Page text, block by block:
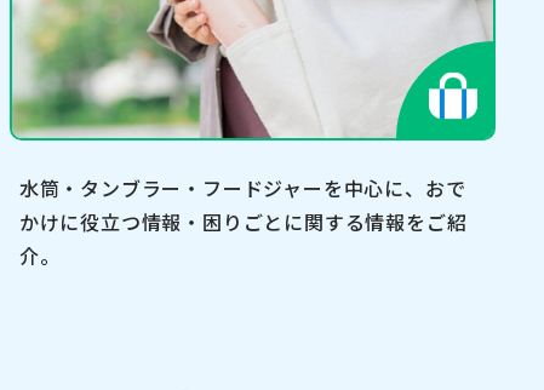
水筒・タンブラー・フードジャーを中心に、おで
かけに役立つ情報・困りごとに関する情報をご紹
介。